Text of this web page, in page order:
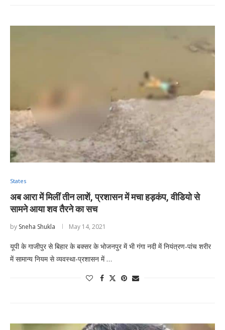
States
अब आरा में मिलीं तीन लाशें, प्रशासन में मचा हड़कंप, वीडियो से
सामने आया शव तैरने का सच
by Sneha Shukla May 14, 2021
यूपी के गाजीपुर से बिहार के बक्सर के भोजनपुर में भी गंगा नदी में नियंत्रण-पांच शरीर
में सामान्य नियम से व्यवस्था-प्रशासन में …